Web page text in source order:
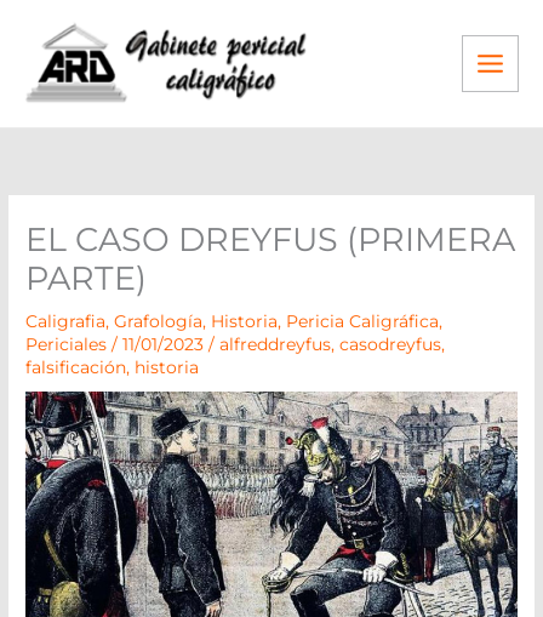
contenido
EL CASO DREYFUS (PRIMERA
PARTE)
Caligrafia,Grafología, Historia, Pericia Caligráfica,
Periciales /11/01/2023/alfreddreyfus,casodreyfus,
falsificación, historia